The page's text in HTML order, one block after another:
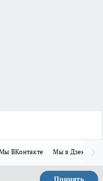
ВКонтакте Мы в Дзене